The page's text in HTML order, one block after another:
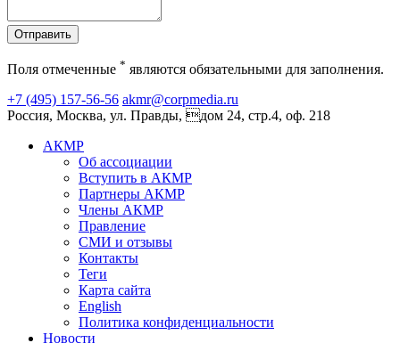
Отправить
Поля отмеченные * являются обязательными для заполнения.
+7 (495) 157-56-56 akmr@corpmedia.ru
Россия, Москва, ул. Правды, дом 24, стр.4, оф. 218
АКМР
Об ассоциации
Вступить в АКМР
Партнеры АКМР
Члены АКМР
Правление
СМИ и отзывы
Контакты
Теги
Карта сайта
English
Политика конфиденциальности
Новости